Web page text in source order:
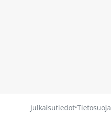
Julkaisutiedot·Tietosuoja